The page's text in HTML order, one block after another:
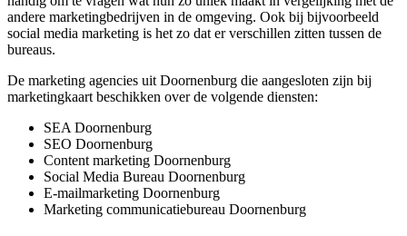
andere marketingbedrijven in de omgeving. Ook bij bijvoorbeeld
social media marketing is het zo dat er verschillen zitten tussen de
bureaus.
De marketing agencies uit Doornenburg die aangesloten zijn bij
marketingkaart beschikken over de volgende diensten:
SEA Doornenburg
SEO Doornenburg
Content marketing Doornenburg
Social Media Bureau Doornenburg
E-mailmarketing Doornenburg
Marketing communicatiebureau Doornenburg